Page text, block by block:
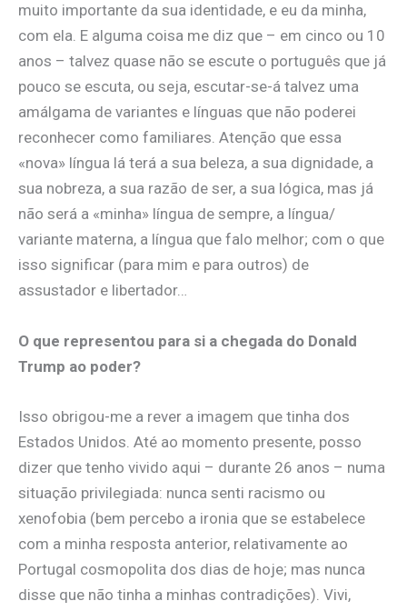
muito importante da sua identidade, e eu da minha,
com ela. E alguma coisa me diz que – em cinco ou 10
anos – talvez quase não se escute o português que já
pouco se escuta, ou seja, escutar-se-á talvez uma
amálgama de variantes e línguas que não poderei
reconhecer como familiares. Atenção que essa
«nova» língua lá terá a sua beleza, a sua dignidade, a
sua nobreza, a sua razão de ser, a sua lógica, mas já
não será a «minha» língua de sempre, a língua/
variante materna, a língua que falo melhor; com o que
isso significar (para mim e para outros) de
assustador e libertador…
O que representou para si a chegada do Donald
Trump ao poder?
Isso obrigou-me a rever a imagem que tinha dos
Estados Unidos. Até ao momento presente, posso
dizer que tenho vivido aqui – durante 26 anos – numa
situação privilegiada: nunca senti racismo ou
xenofobia (bem percebo a ironia que se estabelece
com a minha resposta anterior, relativamente ao
Portugal cosmopolita dos dias de hoje; mas nunca
disse que não tinha a minhas contradições). Vivi,